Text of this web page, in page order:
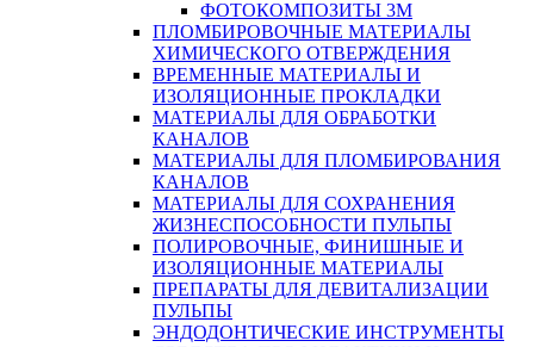
ФОТОКОМПОЗИТЫ 3М
ПЛОМБИРОВОЧНЫЕ МАТЕРИАЛЫ
ХИМИЧЕСКОГО ОТВЕРЖДЕНИЯ
ВРЕМЕННЫЕ МАТЕРИАЛЫ И
ИЗОЛЯЦИОННЫЕ ПРОКЛАДКИ
МАТЕРИАЛЫ ДЛЯ ОБРАБОТКИ
КАНАЛОВ
МАТЕРИАЛЫ ДЛЯ ПЛОМБИРОВАНИЯ
КАНАЛОВ
МАТЕРИАЛЫ ДЛЯ СОХРАНЕНИЯ
ЖИЗНЕСПОСОБНОСТИ ПУЛЬПЫ
ПОЛИРОВОЧНЫЕ, ФИНИШНЫЕ И
ИЗОЛЯЦИОННЫЕ МАТЕРИАЛЫ
ПРЕПАРАТЫ ДЛЯ ДЕВИТАЛИЗАЦИИ
ПУЛЬПЫ
ЭНДОДОНТИЧЕСКИЕ ИНСТРУМЕНТЫ